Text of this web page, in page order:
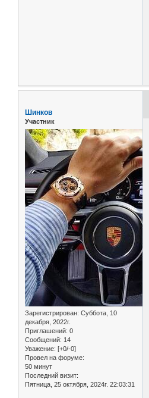
Шинков
Участник
Зарегистрирован: Суббота, 10
декабря, 2022г.
Приглашений: 0
Сообщений: 14
Уважение: [+0/-0]
Провел на форуме:
50 минут
Последний визит:
Пятница, 25 октября, 2024г. 22:03:31